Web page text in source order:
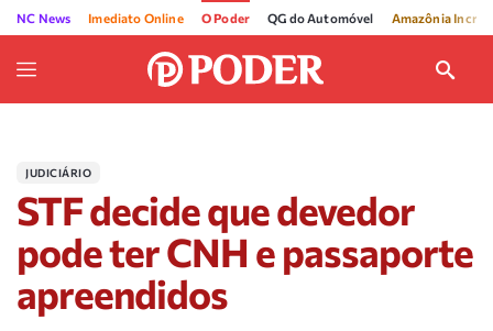
NC News Imediato Online O Poder QG do Automóvel Amazônia
JUDICIÁRIO
STF decide que devedor
pode ter CNH e passaporte
apreendidos